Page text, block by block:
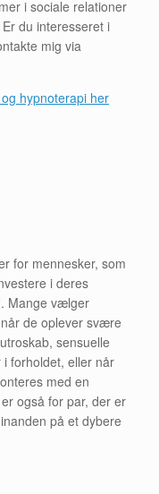
i sociale relationer
du interesseret i
mig via
hypnoterapi her
for mennesker, som
i deres
Mange vælger
de oplever svære
sensuelle
i forholdet, eller når
med en
også for par, der er
på et dybere